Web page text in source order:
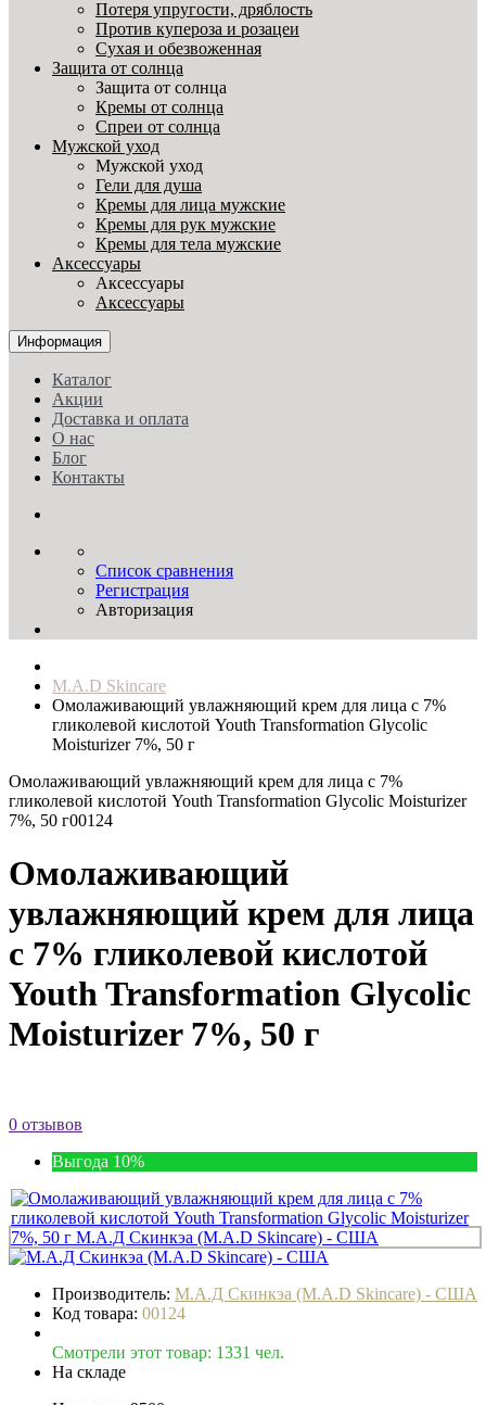
Потеря упругости, дряблость
Против купероза и розацеи
Сухая и обезвоженная
Защита от солнца
Защита от солнца
Кремы от солнца
Спреи от солнца
Мужской уход
Мужской уход
Гели для душа
Кремы для лица мужские
Кремы для рук мужские
Кремы для тела мужские
Аксессуары
Аксессуары
Аксессуары
Информация
Каталог
Акции
Доставка и оплата
О нас
Блог
Контакты
Список сравнения
Регистрация
Авторизация
M.A.D Skincare
Омолаживающий увлажняющий крем для лица с 7%
гликолевой кислотой Youth Transformation Glycolic
Moisturizer 7%, 50 г
Омолаживающий увлажняющий крем для лица с 7%
гликолевой кислотой Youth Transformation Glycolic Moisturizer
7%, 50 г00124
Омолаживающий
увлажняющий крем для лица
с 7% гликолевой кислотой
Youth Transformation Glycolic
Moisturizer 7%, 50 г
0 отзывов
Выгода 10%
Производитель: М.А.Д Скинкэа (M.A.D Skincare) - США
Код товара: 00124
Смотрели этот товар: 1331 чел.
На складе